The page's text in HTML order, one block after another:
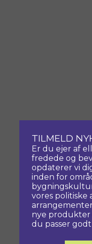
TILMELD
Er du ejer af
fredede og
opdaterer vi
inden for
vores politiske
nye produkter
du passer